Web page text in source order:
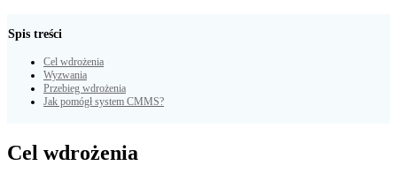
Spis treści
Cel wdrożenia
Wyzwania
Przebieg wdrożenia
Jak pomógł system CMMS?
Cel wdrożenia